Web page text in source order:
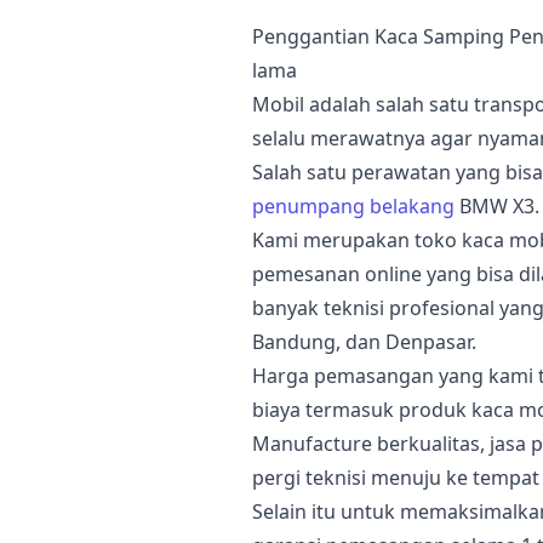
Penggantian Kaca Samping
lama
Mobil adalah salah satu
selalu merawatnya agar
Salah satu perawatan yang
penumpang belakang BMW X3.
Kami merupakan toko kaca
pemesanan online yang bisa
banyak teknisi profesional
Bandung, dan Denpasar.
Harga pemasangan yang
biaya termasuk produk kaca
Manufacture berkualitas, jasa
pergi teknisi menuju ke
Selain itu untuk